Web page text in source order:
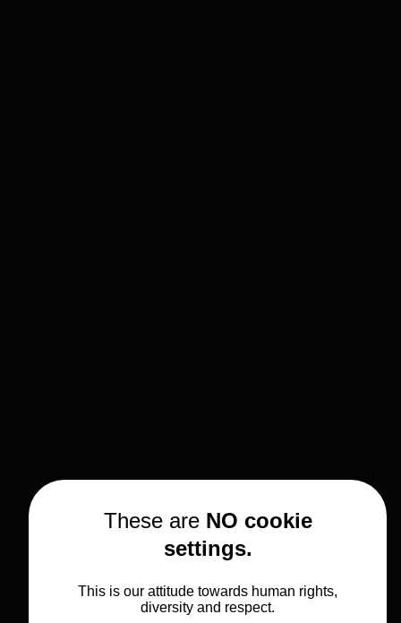
These are NO cookie
settings.
This is our attitude towards human rights,
diversity and respect.